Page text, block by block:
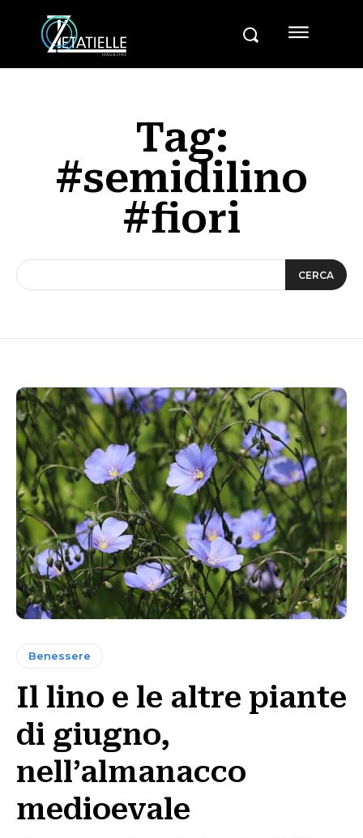
Tag:
#semidilino
#fiori
CERCA
Benessere
Il lino e le altre piante
di giugno,
nell’almanacco
medioevale